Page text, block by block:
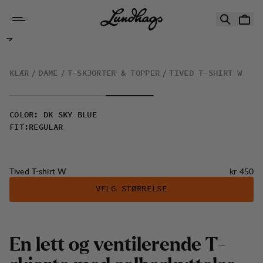
Tived T-shirt W
KLÆR DAME T-SKJORTER & TOPPER TIVED T-SHIRT W
COLOR :
DK SKY BLUE
FIT: REGULAR
Tived T-shirt W Pris:
kr 450
VELG STØRRELSE
En lett og ventilerende T-